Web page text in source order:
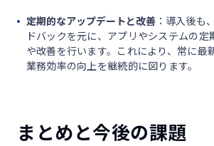
定期的なアップデートと改善：導入後も
ドバックを元に、アプリやシステムの定
や改善を行います。これにより、常に最
業務効率の向上を継続的に図ります。
まとめと今後の課題